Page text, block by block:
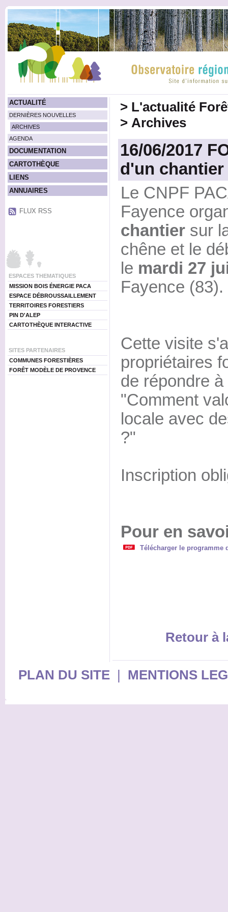
ACTUALITÉ
DERNIÈRES NOUVELLES
ARCHIVES
AGENDA
DOCUMENTATION
CARTOTHÈQUE
LIENS
ANNUAIRES
FLUX RSS
ESPACES THEMATIQUES
MISSION BOIS ÉNERGIE PACA
ESPACE DÉBROUSSAILLEMENT
TERRITOIRES FORESTIERS
PIN D'ALEP
CARTOTHÈQUE INTERACTIVE
SITES PARTENAIRES
COMMUNES FORESTIÈRES
FORÊT MODÈLE DE PROVENCE
> L'actualité
> Archives
16/06/2017
d'un
Le CNPF
Fayence
chantiersur
chêne et le
le mardi 27
Fayence (83).
Cette visite
propriétaires
de répondre
"Comment
locale avec
?"
Inscription
Pour en
Télécharger le programme
Retour à
PLAN DU SITE| MENTIONS